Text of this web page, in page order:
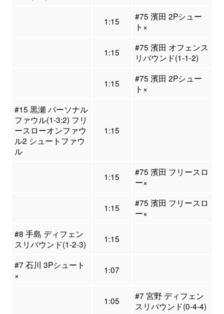
1:15
#75 濱田 2Pシュー
ト×
1:15
#75 濱田 オフェンス
リバウンド(1-1-2)
1:15
#75 濱田 2Pシュー
ト×
#15 黒瀬 パーソナル
ファウル(1-3:2) フリ
ースローオンファウ
ル2 シュートファウ
ル
1:15
1:15
#75 濱田 フリースロ
ー×
1:15
#75 濱田 フリースロ
ー×
#8 手島 ディフェン
スリバウンド(1-2-3)
1:15
#7 石川 3Pシュート
×
1:07
1:05
#7 宮野 ディフェン
スリバウンド(0-4-4)